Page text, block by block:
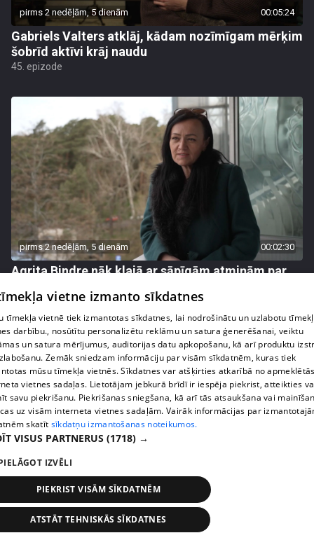
pirms 2 nedēļām, 5 dienām 00:05:24
Gabriels Valters atklāj, kādam nozīmīgam mērķim
šobrīd aktīvi krāj naudu
45. epizode
pirms 2 nedēļām, 5 dienām 00:02:30
Agrita Bindre nāk klajā ar sāpīgām atmiņām par
55. epizode
pirms 2 nedēļām, 6 dienām
"Rēķinu vīram piestādi!" Olga Koha pie speciālista
izceļas ar asprātīgu piebildi
47. epizode
vietne izmanto sīkdatnes
tīmekļa vietnē tiek izmantotas sīkdatnes, lai nodrošinātu un uzlabotu
darbību., nosūtītu personalizētu reklāmu un satura ģenerēšanai, veiktu
un satura mērījumus, auditorijas datu apkopošanu, kā arī produktu
Zemāk sniedzam informāciju par visām sīkdatnēm, kuras tiek
mūsu tīmekļa vietnēs. Sīkdatnes var atšķirties atkarībā no
vietnes sadaļas. Lietotājam jebkurā brīdī ir iespēja piekrist, atteikties
savu piekrišanu. Piekrišanas sniegšana, kā arī tās atsaukšana vai
uz visām interneta vietnes sadaļām. Vairāk informācijas par
skatīt sīkdatņu izmantošanas noteikumos.
VISUS PARTNERUS (1718) →
IZVĒLI
PIEKRIST VISĀM SĪKDATNĒM
ATSTĀT TEHNISKĀS SĪKDATNES